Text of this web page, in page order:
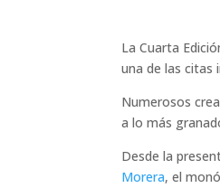
La Cuarta
una de las citas
Numerosos
a lo más
Desde la
Morera, el